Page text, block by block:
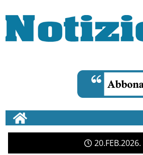
20 FEB 2026